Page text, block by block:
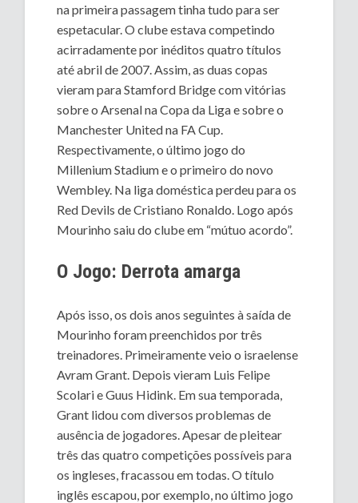
na primeira passagem tinha tudo para ser
espetacular. O clube estava competindo
acirradamente por inéditos quatro títulos
até abril de 2007. Assim, as duas copas
vieram para Stamford Bridge com vitórias
sobre o Arsenal na Copa da Liga e sobre o
Manchester United na FA Cup.
Respectivamente, o último jogo do
Millenium Stadium e o primeiro do novo
Wembley. Na liga doméstica perdeu para os
Red Devils de Cristiano Ronaldo. Logo após
Mourinho saiu do clube em “mútuo acordo”.
O Jogo: Derrota amarga
Após isso, os dois anos seguintes à saída de
Mourinho foram preenchidos por três
treinadores. Primeiramente veio o israelense
Avram Grant. Depois vieram Luis Felipe
Scolari e Guus Hidink. Em sua temporada,
Grant lidou com diversos problemas de
ausência de jogadores. Apesar de pleitear
três das quatro competições possíveis para
os ingleses, fracassou em todas. O título
inglês escapou, por exemplo, no último jogo